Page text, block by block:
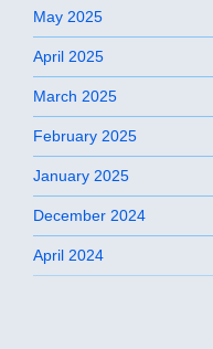
May 2025
April 2025
March 2025
February 2025
January 2025
December 2024
April 2024